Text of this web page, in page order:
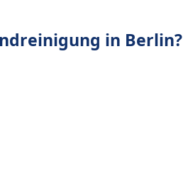
in Berlin?